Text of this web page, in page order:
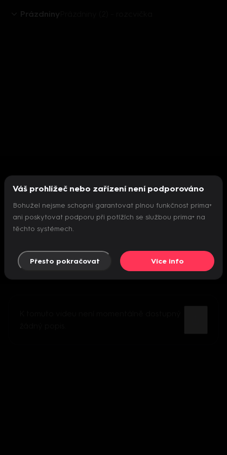
Prázdniny
Nepodařilo se inicializovat přehrávač
Váš prohlížeč nebo zařízení není podporováno
Bohužel nejsme schopni garantovat plnou funkčnost prima+
ani poskytovat podporu při potížích se službou prima+ na
těchto systémech.
Přesto pokračovat Více info